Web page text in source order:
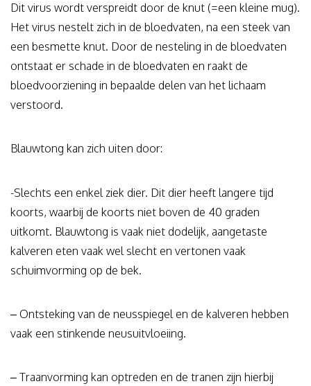
Dit virus wordt verspreidt door de knut (=een kleine mug).
Het virus nestelt zich in de bloedvaten, na een steek van
een besmette knut. Door de nesteling in de bloedvaten
ontstaat er schade in de bloedvaten en raakt de
bloedvoorziening in bepaalde delen van het lichaam
verstoord.
Blauwtong kan zich uiten door:
-Slechts een enkel ziek dier. Dit dier heeft langere tijd
koorts, waarbij de koorts niet boven de 40 graden
uitkomt. Blauwtong is vaak niet dodelijk, aangetaste
kalveren eten vaak wel slecht en vertonen vaak
schuimvorming op de bek.
– Ontsteking van de neusspiegel en de kalveren hebben
vaak een stinkende neusuitvloeiing.
– Traanvorming kan optreden en de tranen zijn hierbij